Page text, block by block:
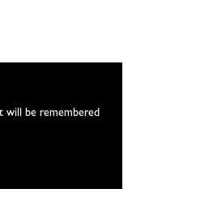
will be remembered